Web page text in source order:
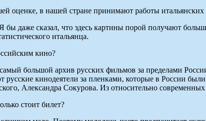
оценке, в нашей стране принимают работы итальянских
даже сказал, что здесь картины порой получают
итальянца.
кино?
большой архив русских фильмов за пределами
русские кинодеятели за пленками, которые в России
Александра Сокурова. Из относительно
стоит билет?